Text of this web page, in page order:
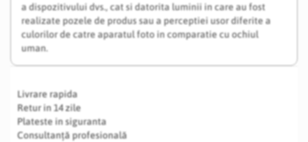
a dispozitivului dvs., cat si datorita luminii in care au fost
realizate pozele de produs sau a perceptiei usor diferite a
culorilor de catre aparatul foto in comparatie cu ochiul
uman.
Livrare rapida
Retur in 14 zile
Plateste in siguranta
Consultanță profesională